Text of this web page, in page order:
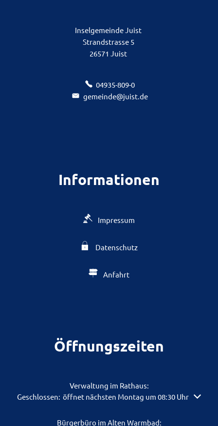
Inselgemeinde Juist
Strandstrasse 5
26571 Juist
04935-809-0
gemeinde@juist.de
Informationen
Impressum
Datenschutz
Anfahrt
Öffnungszeiten
Verwaltung im Rathaus:
Klicken, um weitere Öffnungs- oder Schließzeiten
Geschlossen: öffnet nächsten Montag um 08:30 Uhr
Bürgerbüro im Alten Warmbad: